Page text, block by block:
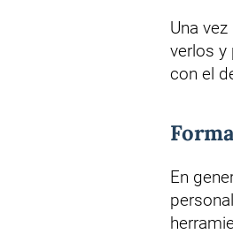
Una
verlos y
con el
En